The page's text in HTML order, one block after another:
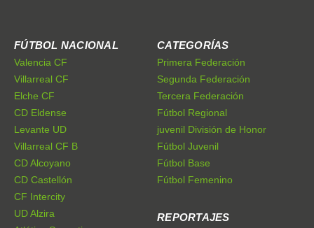
FÚTBOL NACIONAL
Valencia CF
Villarreal CF
Elche CF
CD Eldense
Levante UD
Villarreal CF B
CD Alcoyano
CD Castellón
CF Intercity
UD Alzira
CATEGORÍAS
Primera Federación
Segunda Federación
Tercera Federación
Fútbol Regional
juvenil División de Honor
Fútbol Juvenil
Fútbol Base
Fútbol Femenino
REPORTAJES